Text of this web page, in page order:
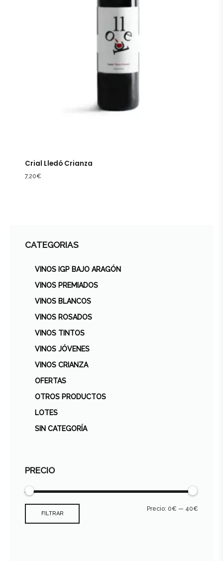
CATEGORIAS
VINOS IGP BAJO ARAGÓN
VINOS PREMIADOS
VINOS BLANCOS
VINOS ROSADOS
VINOS TINTOS
VINOS JÓVENES
VINOS CRIANZA
OFERTAS
OTROS PRODUCTOS
LOTES
SIN CATEGORÍA
PRECIO
FILTRAR
Precio: 0€ — 40€
Crial Lledó Crianza
7,20€